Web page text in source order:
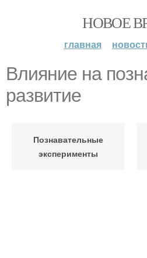
НОВОЕ
главная
Влияние на
развитие
Познавательные
эксперименты